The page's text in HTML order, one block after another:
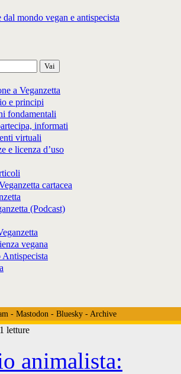
a Veganzetta
e principi
fondamentali
informati
virtuali
e licenza d’uso
cartacea
(Podcast)
vegana
- Mastodon- Bluesky- Archive
letture
animalista: